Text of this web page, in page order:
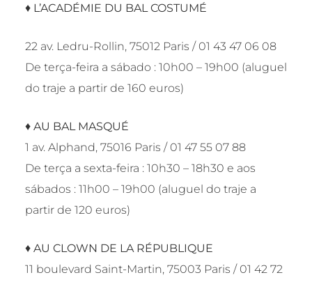
♦ L’ACADÉMIE DU BAL COSTUMÉ
22 av. Ledru-Rollin, 75012 Paris / 01 43 47 06 08
De terça-feira a sábado : 10h00 – 19h00 (aluguel
do traje a partir de 160 euros)
♦ AU BAL MASQUÉ
1 av. Alphand, 75016 Paris / 01 47 55 07 88
De terça a sexta-feira : 10h30 – 18h30 e aos
sábados : 11h00 – 19h00 (aluguel do traje a
partir de 120 euros)
♦ AU CLOWN DE LA RÉPUBLIQUE
11 boulevard Saint-Martin, 75003 Paris / 01 42 72